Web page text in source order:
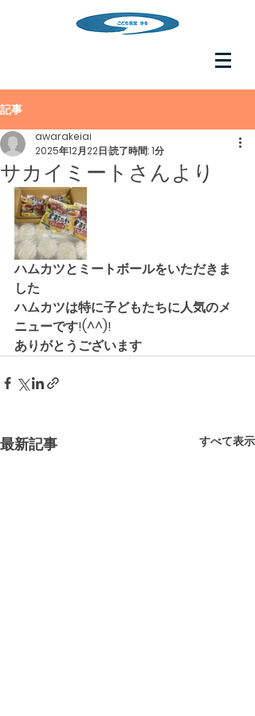
記事
サカイミートさんより
awarakeiai
2025年12月22日読了時間: 1分
ハムカツとミートボールをいただきま
した
ハムカツは特に子どもたちに人気のメ
ニューです!(^^)!
ありがとうございます
最新記事 すべて表示